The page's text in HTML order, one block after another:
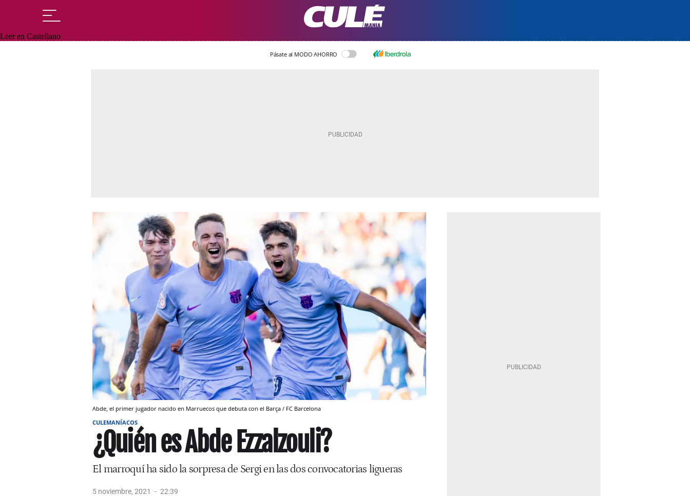
Leer en Castellano
Pásate al MODO AHORRO
Abde, el primer jugador nacido en Marruecos que debuta con el Barça / FC Barcelona
CULEMANÍACOS
¿Quién es Abde Ezzalzouli?
El marroquí ha sido la sorpresa de Sergi en las dos convocatorias ligueras
5 noviembre, 2021 22:39